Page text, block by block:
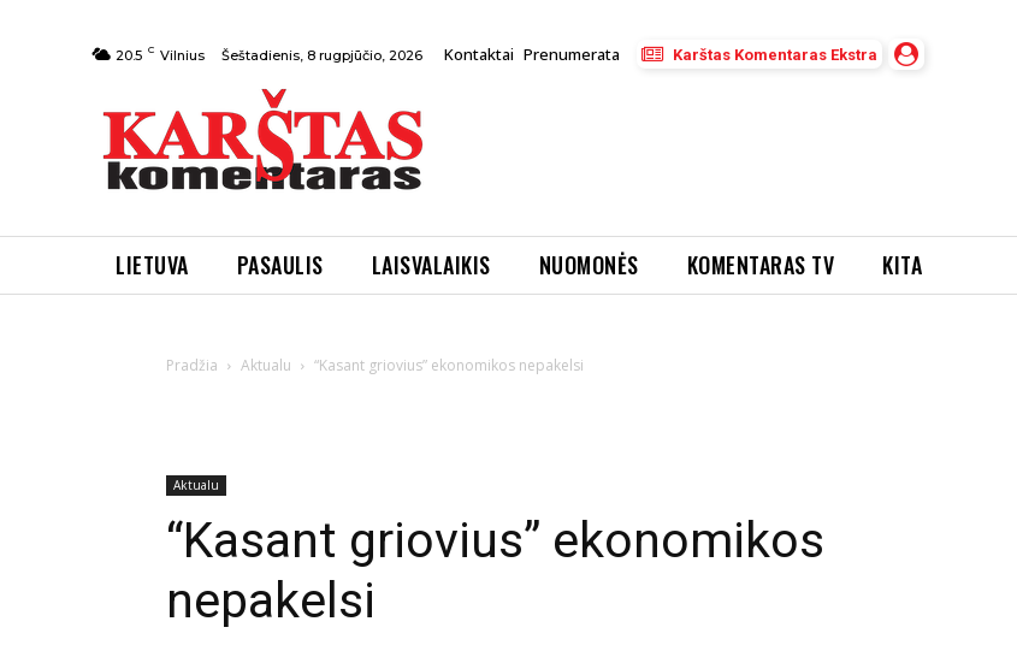
20.5 C Vilnius Šeštadienis, 8 rugpjūčio, 2026 Kontaktai Prenumerata Karštas Komentaras Ekstra
LIETUVA PASAULIS LAISVALAIKIS NUOMONĖS KOMENTARAS TV KITA
Pradžia Aktualu “Kasant griovius” ekonomikos nepakelsi
Aktualu
“Kasant griovius” ekonomikos
nepakelsi